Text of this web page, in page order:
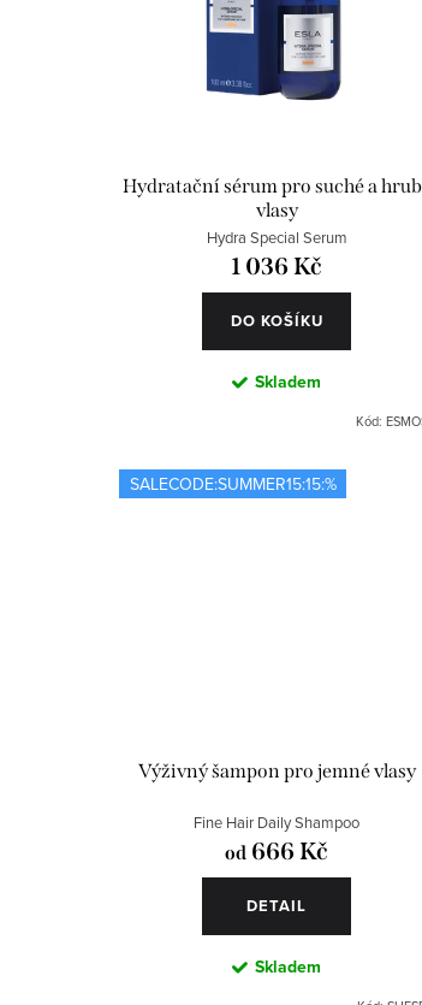
Hydratační sérum pro suché a
vlasy
Hydra Special Serum
1 036 Kč
DO KOŠÍKU
Skladem
Kód:
SALECODE:SUMMER15:15:%
Výživný šampon pro jemné vlasy
Fine Hair Daily Shampoo
od 666 Kč
DETAIL
Skladem